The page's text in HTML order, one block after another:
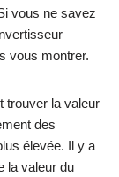
vous ne savez
vous montrer.
trouver la valeur
des
élevée. Il y a
la valeur du